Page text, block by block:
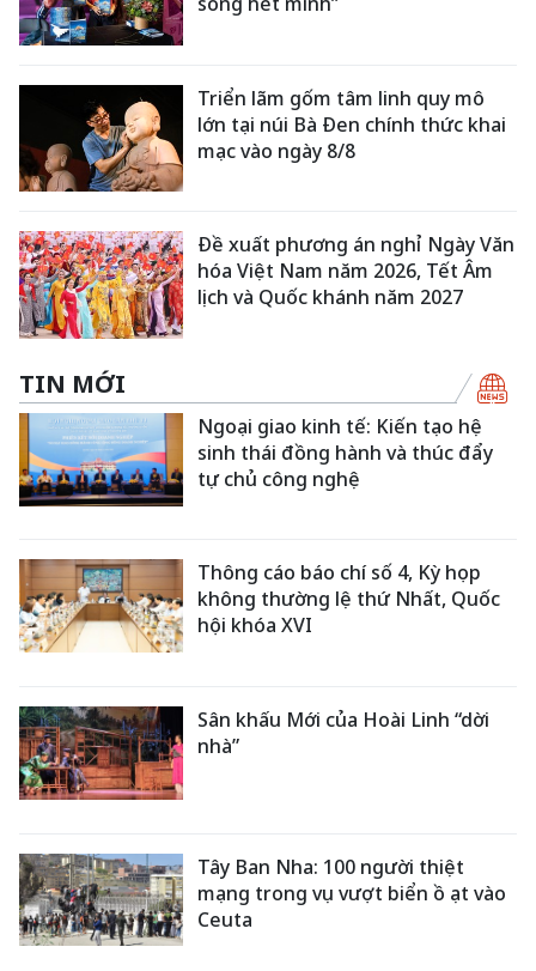
Triển lãm gốm tâm linh quy mô
lớn tại núi Bà Đen chính thức khai
mạc vào ngày 8/8
Đề xuất phương án nghỉ Ngày Văn
hóa Việt Nam năm 2026, Tết Âm
lịch và Quốc khánh năm 2027
TIN MỚI
Ngoại giao kinh tế: Kiến tạo hệ
sinh thái đồng hành và thúc đẩy
tự chủ công nghệ
Thông cáo báo chí số 4, Kỳ họp
không thường lệ thứ Nhất, Quốc
hội khóa XVI
Sân khấu Mới của Hoài Linh “dời
nhà”
Tây Ban Nha: 100 người thiệt
mạng trong vụ vượt biển ồ ạt vào
Ceuta